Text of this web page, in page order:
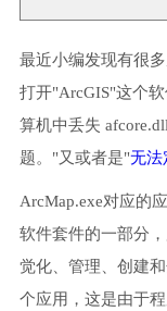
最近小编发现有很
打开"ArcGIS"这个
算机中丢失
题。"又或者是"无法
ArcMap.exe对应的
软件套件的一部分
觉化、管理、创建
个应用，这是由于